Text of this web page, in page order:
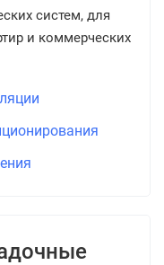
систем, для
и коммерческих